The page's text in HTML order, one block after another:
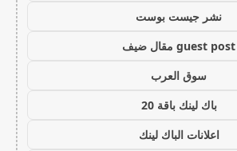
نشر جيست بوست
guest post مقال ضيف
سوق العرب
باك لينك باقة 20
اعلانات الباك لينك